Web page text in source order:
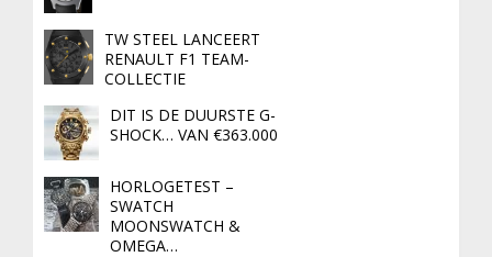
TW STEEL LANCEERT
RENAULT F1 TEAM-
COLLECTIE
DIT IS DE DUURSTE G-
SHOCK… VAN €363.000
HORLOGETEST –
SWATCH
MOONSWATCH &
OMEGA…